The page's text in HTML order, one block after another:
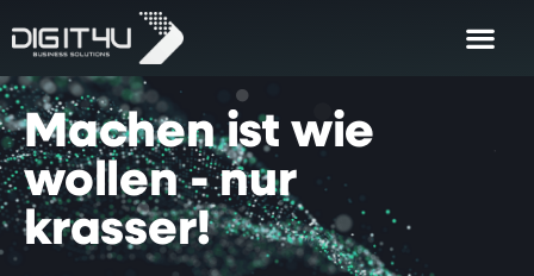
Machen ist wie
wollen - nur
krasser!